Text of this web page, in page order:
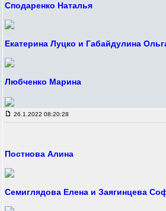
Сподаренко Наталья
Екатерина Луцко и Габайдулина
Любченко Марина
26.1.2022 08:20:28
Постнова Алина
Семиглядова Елена и Заягинцева